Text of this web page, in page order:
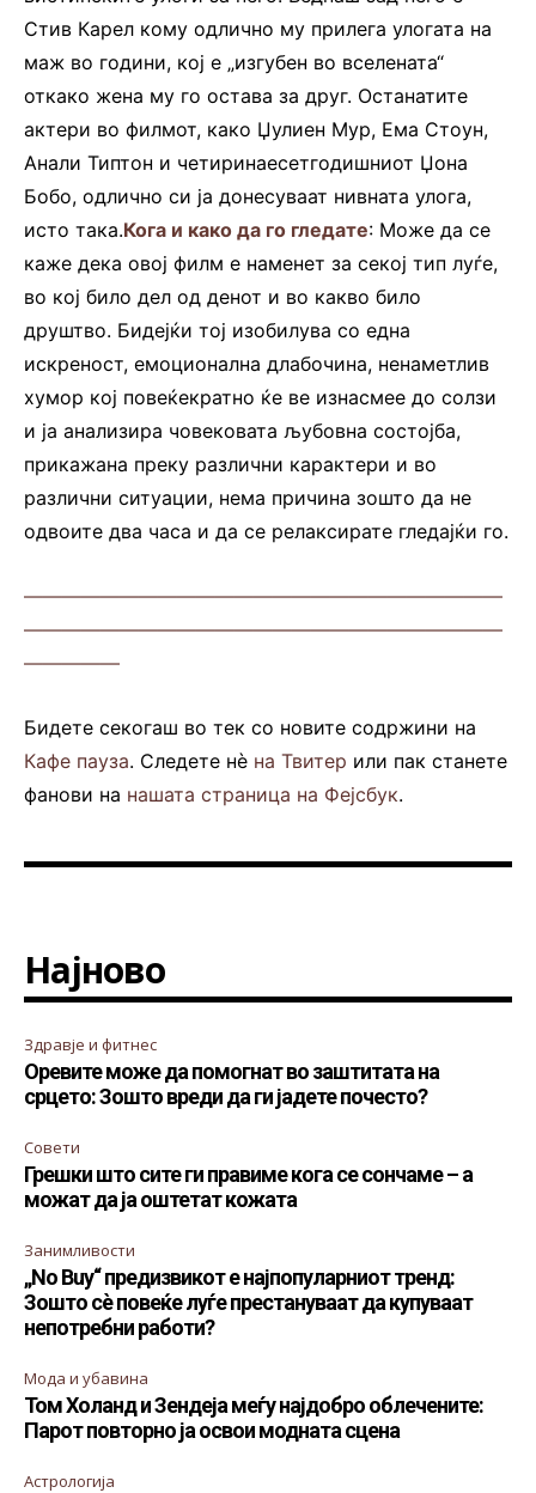
Стив Карел кому одлично му прилега улогата на
маж во години, кој е „изгубен во вселената“
откако жена му го остава за друг. Останатите
актери во филмот, како Џулиен Мур, Ема Стоун,
Анали Типтон и четиринаесетгодишниот Џона
Бобо, одлично си ја донесуваат нивната улога,
исто така.Кога и како да го гледате: Може да се
каже дека овој филм е наменет за секој тип луѓе,
во кој било дел од денот и во какво било
друштво. Бидејќи тој изобилува со една
искреност, емоционална длабочина, ненаметлив
хумор кој повеќекратно ќе ве изнасмее до солзи
и ја анализира човековата љубовна состојба,
прикажана преку различни карактери и во
различни ситуации, нема причина зошто да не
одвоите два часа и да се релаксирате гледајќи го.
—————————————————————————
—————————————————————————
—————
Бидете секогаш во тек со новите содржини на
Кафе пауза. Следете нè на Твитер или пак станете
фанови на нашата страница на Фејсбук.
Најново
Здравје и фитнес
Оревите може да помогнат во заштитата на
срцето: Зошто вреди да ги јадете почесто?
Совети
Грешки што сите ги правиме кога се сончаме – а
можат да ја оштетат кожата
Занимливости
„No Buy“ предизвикот е најпопуларниот тренд:
Зошто сè повеќе луѓе престануваат да купуваат
непотребни работи?
Мода и убавина
Том Холанд и Зендеја меѓу најдобро облечените:
Парот повторно ја освои модната сцена
Астрологија